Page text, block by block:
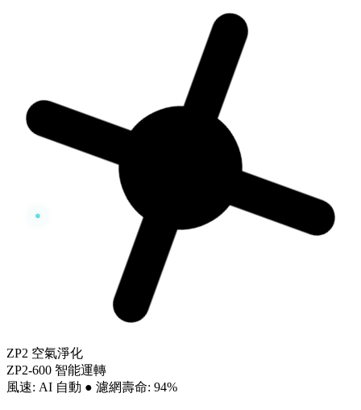
ZP2 空氣淨化
ZP2-600 智能運轉
風速: AI 自動 ● 濾網壽命: 94%